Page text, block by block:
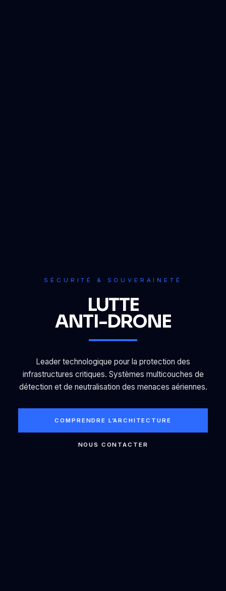
SÉCURITÉ & SOUVERAINETÉ
LUTTE
ANTI-DRONE
Leader technologique pour la protection des
infrastructures critiques. Systèmes multicouches de
détection et de neutralisation des menaces aériennes.
COMPRENDRE L’ARCHITECTURE
NOUS CONTACTER